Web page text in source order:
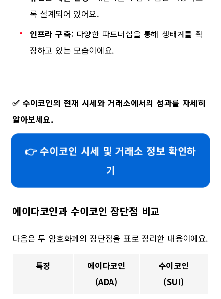
록 설계되어 있어요.
인프라 구축: 다양한 파트너십을 통해 생태계를 확
장하고 있는 모습이에요.
✅ 수이코인의 현재 시세와 거래소에서의 성과를 자세히
알아보세요.
👉 수이코인 시세 및 거래소 정보 확인하
기
에이다코인과 수이코인 장단점 비교
다음은 두 암호화폐의 장단점을 표로 정리한 내용이에요.
특징
에이다코인
(ADA)
수이코인
(SUI)